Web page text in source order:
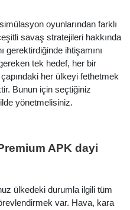
oyunlarından farklı
savaş stratejileri hakkında
gerektirdiğinde ihtişamını
tek hedef, her bir
her ülkeyi fethetmek
Bunun için seçtiğiniz
yönetmelisiniz.
APK dayi
ülkedeki durumla ilgili tüm
var. Hava, kara